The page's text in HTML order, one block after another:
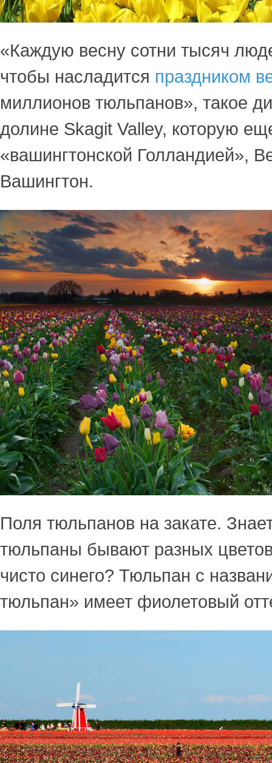
«Каждую весну сотни тысяч
чтобы насладится праздником
миллионов тюльпанов», такое
долине Skagit Valley, которую
«вашингтонской Голландией»,
Вашингтон.
Поля тюльпанов на закате.
тюльпаны бывают разных
чисто синего? Тюльпан с
тюльпан» имеет фиолетовый